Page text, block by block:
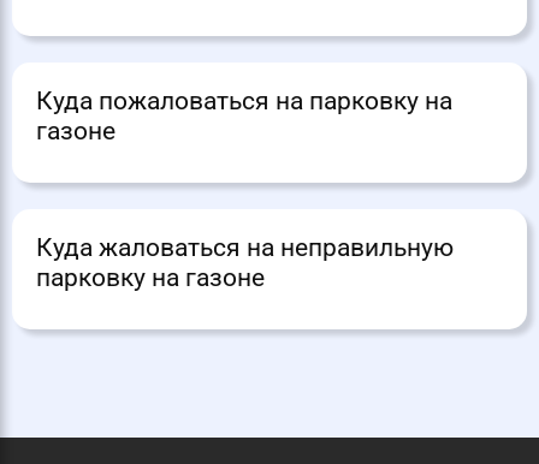
Куда пожаловаться на парковку на
газоне
Куда жаловаться на неправильную
парковку на газоне